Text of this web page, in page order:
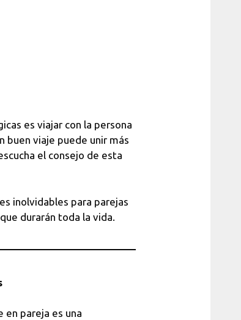
es viajar con la persona
buen viaje puede unir más
el consejo de esta
inolvidables para parejas
durarán toda la vida.
en pareja es una